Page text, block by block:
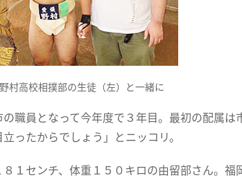
村高校相撲部の生徒（左）と一緒に
の職員となって今年度で３年目。最初の配属
ったからでしょう」とニッコリ。
８１センチ、体重１５０キロの由留部さん。